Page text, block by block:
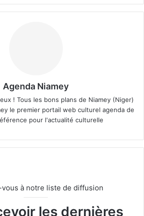
Agenda Niamey
! Tous les bons plans de Niamey (Niger)
le premier portail web culturel agenda de
pour l'actualité culturelle
à notre liste de diffusion
les dernières